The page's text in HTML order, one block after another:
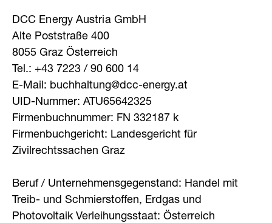
DCC Energy Austria GmbH
Alte Poststraße 400
8055 Graz Österreich
Tel.: +43 7223 / 90 600 14
E-Mail: buchhaltung@dcc-energy.at
UID-Nummer: ATU65642325
Firmenbuchnummer: FN 332187 k
Firmenbuchgericht: Landesgericht für
Zivilrechtssachen Graz
Beruf / Unternehmensgegenstand: Handel mit
Treib- und Schmierstoffen, Erdgas und
Photovoltaik Verleihungsstaat: Österreich